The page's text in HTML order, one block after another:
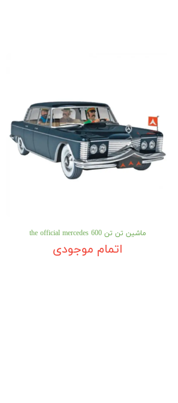
ماشین تن تن the official mercedes 600
اتمام موجودی